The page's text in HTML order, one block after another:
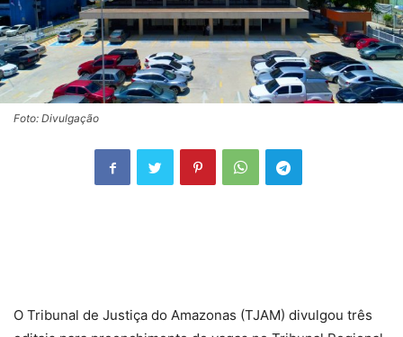
Foto: Divulgação
O Tribunal de Justiça do Amazonas (TJAM) divulgou três